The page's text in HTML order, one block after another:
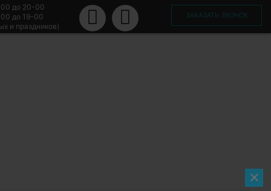
×
до 20-00
до 19-00
и праздников)
ЗАКАЗАТЬ ЗВОНОК